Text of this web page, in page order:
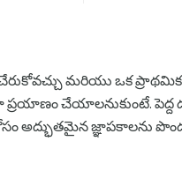
మరియు ఒక
చేయాలనుకుంటే. పెద్ద
అద్భుతమైన జ్ఞాపకాలను